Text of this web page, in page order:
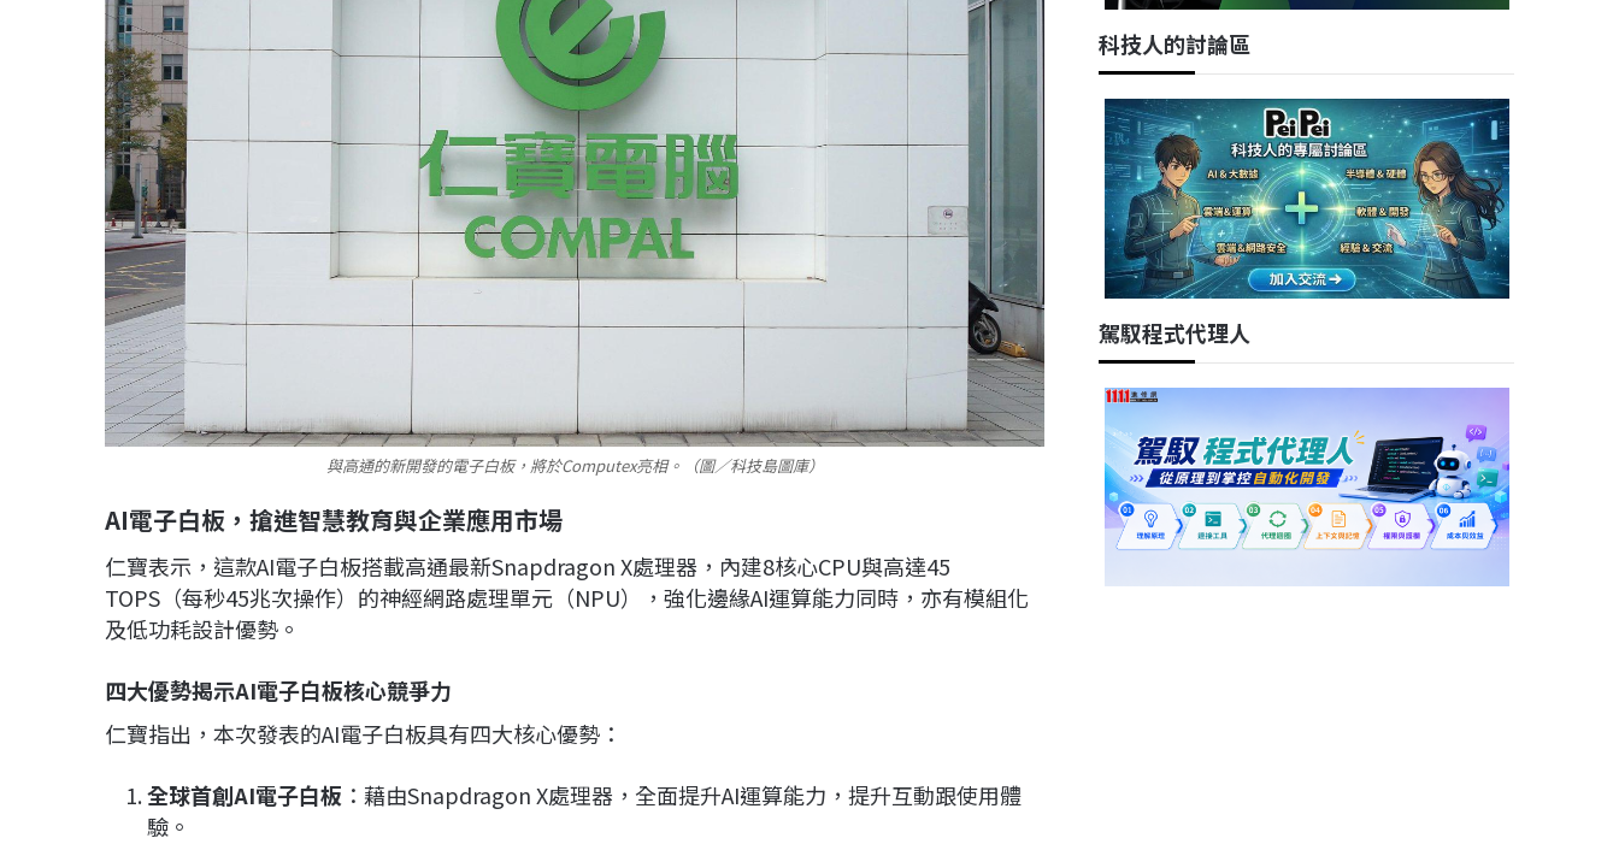
與高通的新開發的電子白板，將於Computex亮相。（圖／科技島圖庫）
AI電子白板，搶進智慧教育與企業應用市場
仁寶表示，這款AI電子白板搭載高通最新Snapdragon X處理器，內建8核心CPU與高達45
TOPS（每秒45兆次操作）的神經網路處理單元（NPU），強化邊緣AI運算能力同時，亦有模組化
及低功耗設計優勢。
四大優勢揭示AI電子白板核心競爭力
仁寶指出，本次發表的AI電子白板具有四大核心優勢：
全球首創AI電子白板 ：藉由Snapdragon X處理器，全面提升AI運算能力，提升互動跟使用體
驗。
科技人的討論區
駕馭程式代理人